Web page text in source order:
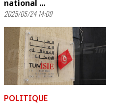
national ...
2025/05/24 14:09
POLITIQUE